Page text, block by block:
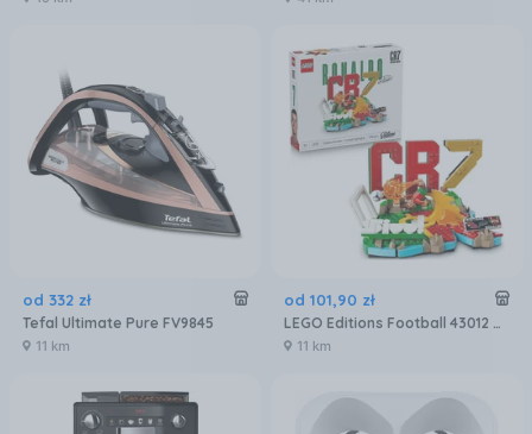
od 332 zł
Tefal Ultimate Pure FV9845
11 km
od 101,90 zł
LEGO Editions Football 43012 Cristiano Ronaldo — piłkarskie momenty
11 km